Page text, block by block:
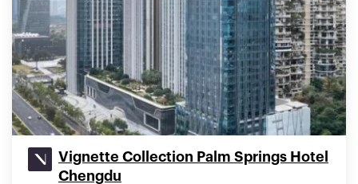
Vignette Collection Palm Springs Hotel
Chengdu